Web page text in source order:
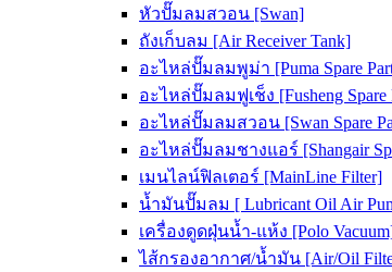
หัวปั๊มลมสวอน [Swan]
ถังเก็บลม [Air Receiver Tank]
อะไหล่ปั๊มลมพูม่า [Puma Spare
อะไหล่ปั๊มลมฟูเช็ง [Fusheng Spare
อะไหล่ปั๊มลมสวอน [Swan Spare
อะไหล่ปั๊มลมชางแอร์ [Shangair
เมนไลน์ฟิลเตอร์ [MainLine Filter]
น้ำมันปั๊มลม [ Lubricant Oil Air
เครื่องดูดฝุ่นน้ำ-แห้ง [Polo
ไส้กรองอากาศ/น้ำมัน [Air/Oil